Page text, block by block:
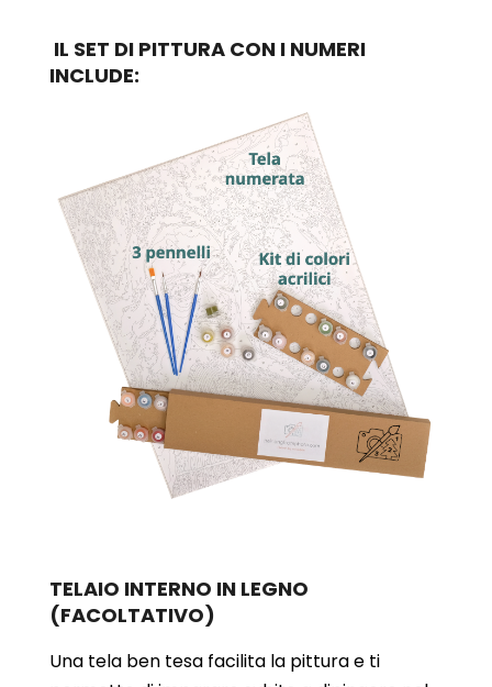
IL SET DI PITTURA CON I NUMERI
INCLUDE:
TELAIO INTERNO IN LEGNO
(FACOLTATIVO)
Una tela ben tesa facilita la pittura e ti